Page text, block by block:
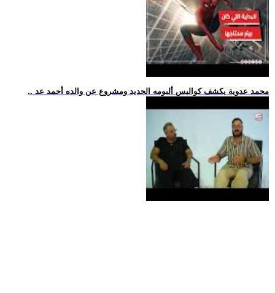
.. محمد عدوية يكشف كواليس ألبومه الجديد ومشروع عن والده أحمد عد